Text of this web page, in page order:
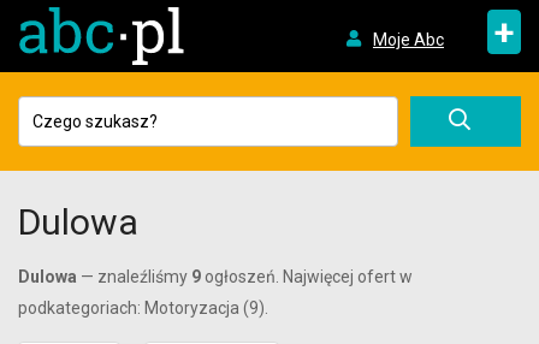
Moje Abc +
Dulowa
Dulowa — znaleźliśmy 9 ogłoszeń. Najwięcej ofert w
podkategoriach: Motoryzacja (9).